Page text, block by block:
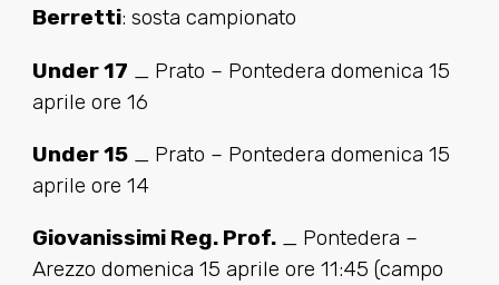
Berretti: sosta campionato
Under 17 _ Prato – Pontedera domenica 15
aprile ore 16
Under 15_ Prato – Pontedera domenica 15
aprile ore 14
Giovanissimi Reg. Prof._ Pontedera –
Arezzo domenica 15 aprile ore 11:45 (campo